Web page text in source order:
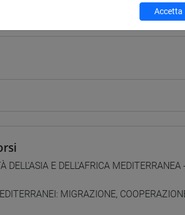
DELL'ASIA E DELL'AFRICA
MIGRAZIONE,
Accetta